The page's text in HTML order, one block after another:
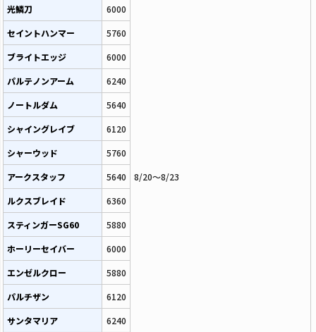
光鱗刀
6000
8/20～8/23
セイントハンマー
5760
ブライトエッジ
6000
パルテノンアーム
6240
ノートルダム
5640
シャイングレイブ
6120
シャーウッド
5760
アークスタッフ
5640
ルクスブレイド
6360
スティンガーSG60
5880
ホーリーセイバー
6000
エンゼルクロー
5880
パルチザン
6120
サンタマリア
6240